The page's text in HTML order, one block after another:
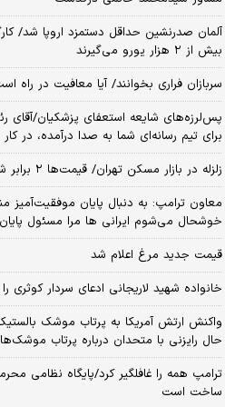
آلمان صدرنشین حداقل دستمزد اروپا شد/
بیش از ۲ هزار یورو می‌گیرند
سربازان فراری بخوانند/ آیا معافیت در راه
پس‌لرزه‌های شایعه استعفای پزشکیان/
برای تیم رسانه‌ای شما به صدا درآمده، در
زلزله در بازار مسکن تهران/ قیمت‌ها ۲ برابر شد، خریدار ناپدید شد
معاون ترامپ: به دنبال پایان موفقیت‌آمیز
خوشحال می‌شوم ایرانی ها مرا مسئول
قیمت جدید مرغ اعلام شد
خانواده شهید لاریجانی ادعای سردار کوثری
واکنش ارتش آمریکا به پرتاب موشک
حال رایزنی با متحدان درباره پرتاب
ترامپ همه را غافلگیر کرد/پایگاه نظامی
ساخت است